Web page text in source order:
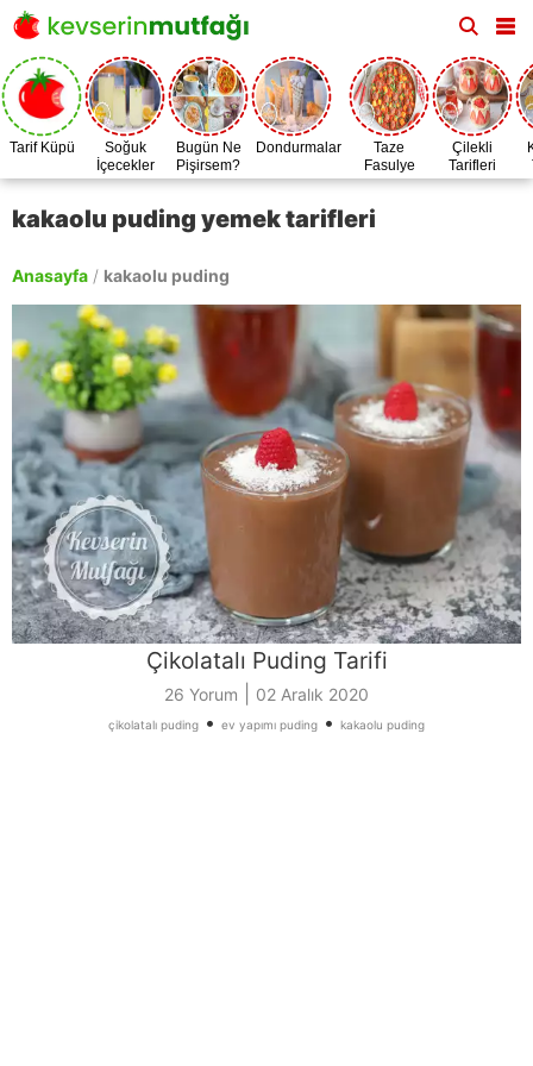
Tarif Küpü
Soğuk
İçecekler
Bugün Ne
Pişirsem?
Dondurmalar
Taze
Fasulye
Zamanı
Çilekli
Tarifleri
kakaolu puding yemek tarifleri
Anasayfa / kakaolu puding
Çikolatalı Puding Tarifi
26 Yorum 02 Aralık 2020
çikolatalı puding • ev yapımı puding • kakaolu puding